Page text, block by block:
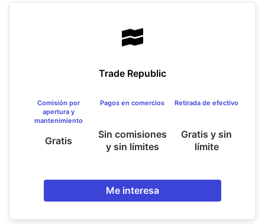
Trade Republic
Comisión por
apertura y
mantenimiento
Gratis
Pagos en comercios
Sin comisiones
y sin límites
Retirada de efectivo
Gratis y sin
límite
Me interesa